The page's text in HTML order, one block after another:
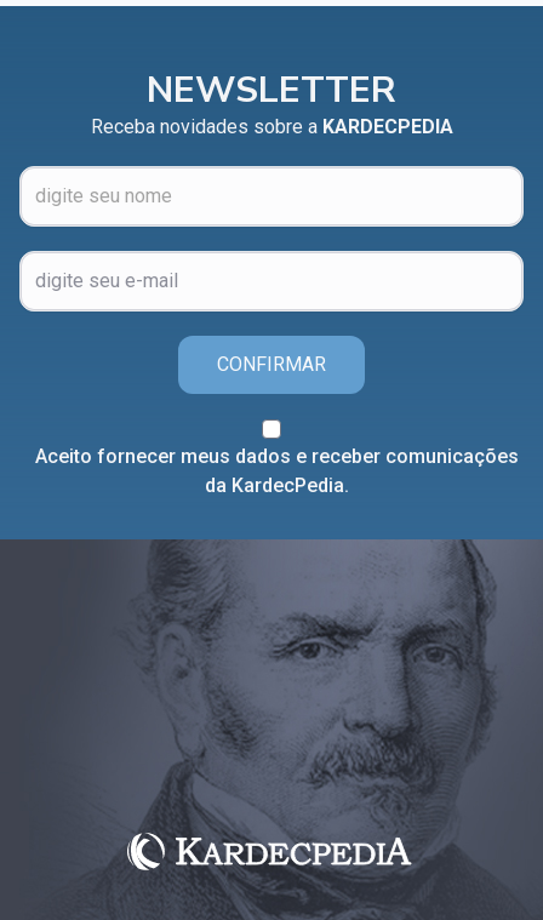
NEWSLETTER
Receba novidades sobre a KARDECPEDIA
CONFIRMAR
Aceito fornecer meus dados e receber comunicações
da KardecPedia.